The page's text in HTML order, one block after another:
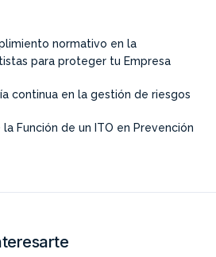
normativo en la
para proteger tu Empresa
continua en la gestión de riesgos
Función de un ITO en Prevención